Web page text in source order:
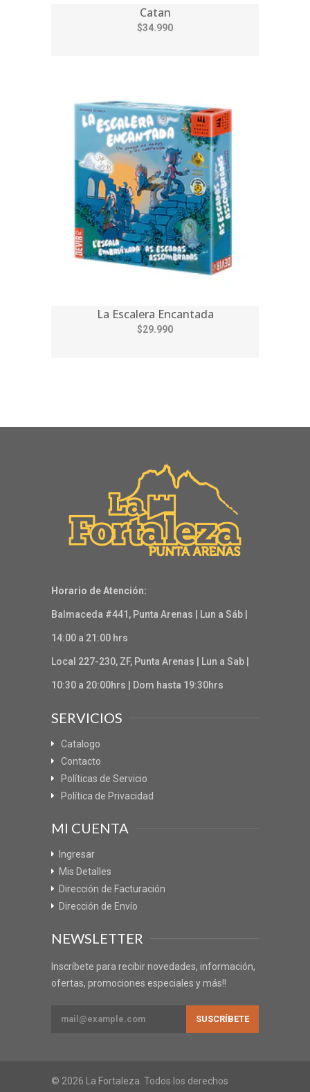
Catan
$34.990
La Escalera Encantada
$29.990
Horario de Atención:
Balmaceda #441, Punta Arenas | Lun a Sáb |
14:00 a 21:00 hrs
Local 227-230, ZF, Punta Arenas | Lun a Sab |
10:30 a 20:00hrs | Dom hasta 19:30hrs
SERVICIOS
Catalogo
Contacto
Políticas de Servicio
Política de Privacidad
MI CUENTA
Ingresar
Mis Detalles
Dirección de Facturación
Dirección de Envío
NEWSLETTER
Inscríbete para recibir novedades, información,
ofertas, promociones especiales y más!!
© 2026 La Fortaleza. Todos los derechos